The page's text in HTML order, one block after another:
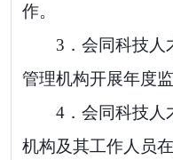
作。
3 ． 会同科技人
管理机构开展年度监
4． 会同科技人
机构及其工作人员